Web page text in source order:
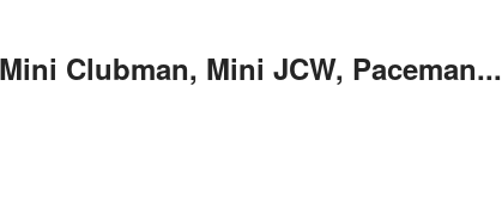
Clubman, Mini JCW, Paceman...